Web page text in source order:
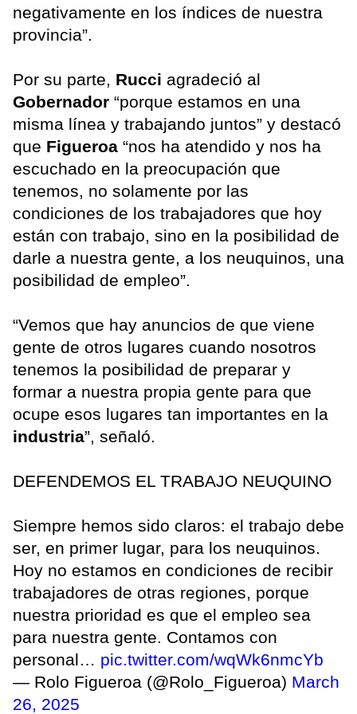
negativamente en los índices de nuestra
provincia”.
Por su parte, Rucci agradeció al
Gobernador “porque estamos en una
misma línea y trabajando juntos” y destacó
que Figueroa “nos ha atendido y nos ha
escuchado en la preocupación que
tenemos, no solamente por las
condiciones de los trabajadores que hoy
están con trabajo, sino en la posibilidad de
darle a nuestra gente, a los neuquinos, una
posibilidad de empleo”.
“Vemos que hay anuncios de que viene
gente de otros lugares cuando nosotros
tenemos la posibilidad de preparar y
formar a nuestra propia gente para que
ocupe esos lugares tan importantes en la
industria”, señaló.
DEFENDEMOS EL TRABAJO NEUQUINO
Siempre hemos sido claros: el trabajo debe
ser, en primer lugar, para los neuquinos.
Hoy no estamos en condiciones de recibir
trabajadores de otras regiones, porque
nuestra prioridad es que el empleo sea
para nuestra gente. Contamos con
personal… pic.twitter.com/wqWk6nmcYb
— Rolo Figueroa (@Rolo_Figueroa) March
26, 2025